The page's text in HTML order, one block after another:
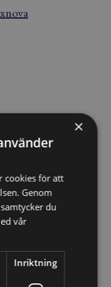
hjälp?
via knappen nedan.
×
cookies för att
Genom
du
vår
Inriktning